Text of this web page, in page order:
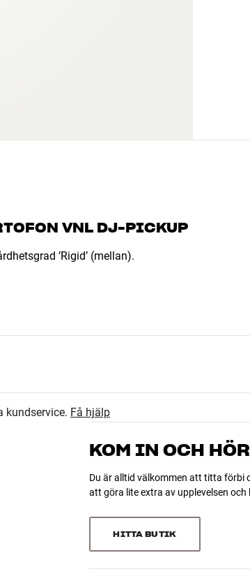
VNL DJ-PICKUP
’Rigid’ (mellan).
kundservice. Få hjälp
KOM IN OCH
Du är alltid välkommen att titta förbi
att göra lite extra av upplevelsen
HITTA BUTIK